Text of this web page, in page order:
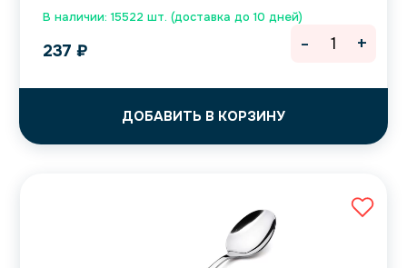
В наличии: 15522 шт. (доставка до 10 дней)
237 ₽
ДОБАВИТЬ В КОРЗИНУ
- +